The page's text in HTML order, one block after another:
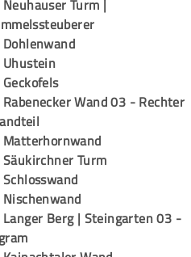
Neuhauser Turm |
Dohlenwand
Uhustein
Geckofels
Rabenecker Wand 03 - Rechter
Matterhornwand
Säukirchner Turm
Schlosswand
Nischenwand
Langer Berg | Steingarten 03 -